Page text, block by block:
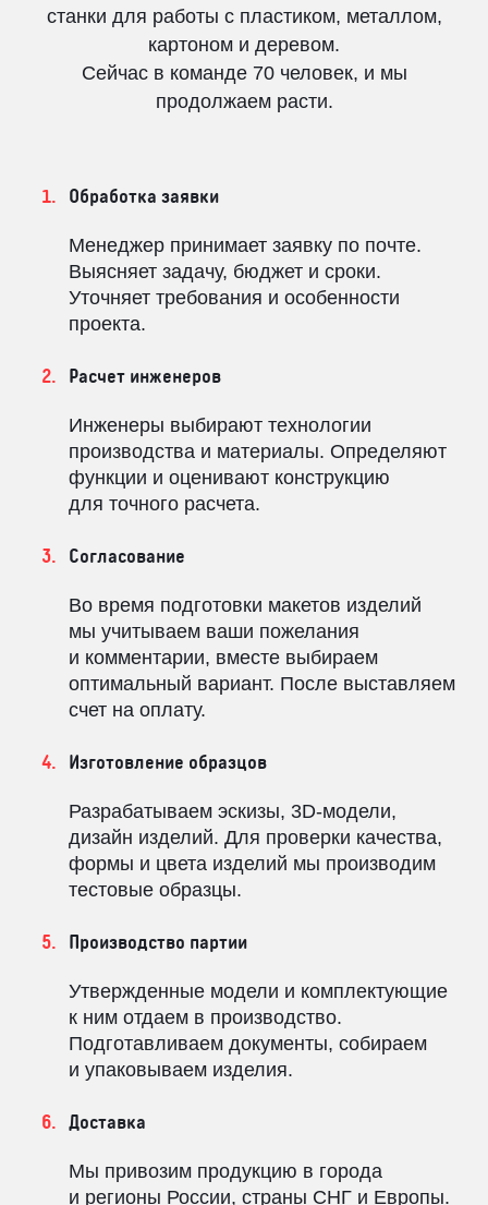
станки для работы с пластиком, металлом,
картоном и деревом.
Сейчас в команде 70 человек, и мы
продолжаем расти.
Обработка заявки
Менеджер принимает заявку по почте.
Выясняет задачу, бюджет и сроки.
Уточняет требования и особенности
проекта.
Расчет инженеров
Инженеры выбирают технологии
производства и материалы. Определяют
функции и оценивают конструкцию
для точного расчета.
Согласование
Во время подготовки макетов изделий
мы учитываем ваши пожелания
и комментарии, вместе выбираем
оптимальный вариант. После выставляем
счет на оплату.
Изготовление образцов
Разрабатываем эскизы, 3D-модели,
дизайн изделий. Для проверки качества,
формы и цвета изделий мы производим
тестовые образцы.
Производство партии
Утвержденные модели и комплектующие
к ним отдаем в производство.
Подготавливаем документы, собираем
и упаковываем изделия.
Доставка
Мы привозим продукцию в города
и регионы России, страны СНГ и Европы.